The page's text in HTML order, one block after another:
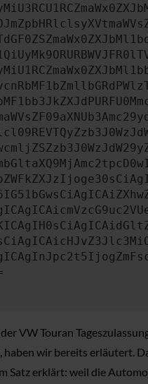
VW Touran
wir bereits erläutert.
Satz erklärt: weil die